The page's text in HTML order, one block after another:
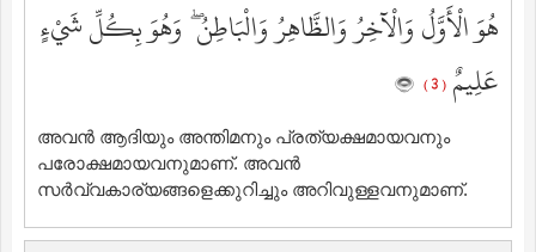
هُوَ الْأَوَّلُ وَالْآخِرُ وَالظَّاهِرُ وَالْبَاطِنُ ۖ وَهُوَ بِكُلِّ شَيْءٍ
عَلِيمٌ ( 3 )
അവന്‍ ആദിയും അന്തിമനും പ്രത്യക്ഷമായവനും
പരോക്ഷമായവനുമാണ്‌. അവന്‍
സര്‍വ്വകാര്യങ്ങളെക്കുറിച്ചും അറിവുള്ളവനുമാണ്‌.